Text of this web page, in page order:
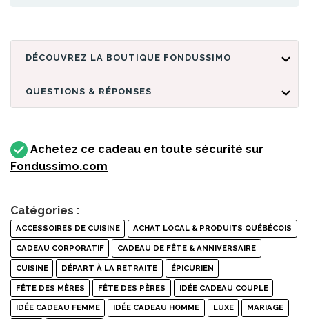
DÉCOUVREZ LA BOUTIQUE FONDUSSIMO
QUESTIONS & RÉPONSES
Achetez ce cadeau en toute sécurité sur
Fondussimo.com
Catégories :
ACCESSOIRES DE CUISINE ACHAT LOCAL & PRODUITS QUÉBÉCOIS
CADEAU CORPORATIF CADEAU DE FÊTE & ANNIVERSAIRE
CUISINE DÉPART À LA RETRAITE ÉPICURIEN
FÊTE DES MÈRES FÊTE DES PÈRES IDÉE CADEAU COUPLE
IDÉE CADEAU FEMME IDÉE CADEAU HOMME LUXE MARIAGE